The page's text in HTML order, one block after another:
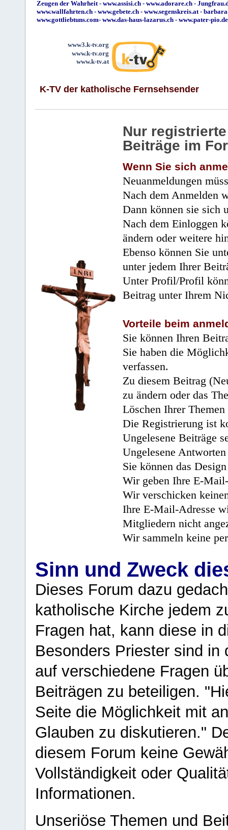
Zeugen der Wahrheit- www.assisi.ch - www.adorare.ch -
www.wallfahrten.ch - www.gebete.ch - www.segenskreis.at-
www.gottliebtuns.com- www.das-haus-lazarus.ch - www.pater-pio.de
www3.k-tv.org
www.k-tv.org
www.k-tv.at
K-TV der katholische Fernsehsender
Nur
Beiträge im
Wenn Sie sich
Neuanmeldungen
Nach dem Anmelden
Dann können sie sich
Nach dem Einloggen
ändern oder weitere
Ebenso können Sie
unter jedem Ihrer
Unter Profil/Profil
Beitrag unter Ihrem
Vorteile beim
Sie können Ihren
Sie haben die
verfassen.
Zu diesem Beitrag
zu ändern oder das
Löschen Ihrer
Die Registrierung ist
Ungelesene Beiträge
Ungelesene
Sie können das
Wir geben Ihre E-
Wir verschicken
Ihre E-Mail-Adresse
Mitgliedern nicht
Wir sammeln keine
Sinn und Zweck
Dieses Forum dazu
katholische Kirche jedem
Fragen hat, kann diese in
Besonders Priester sind in
auf verschiedene Fragen
Beiträgen zu beteiligen.
Seite die Möglichkeit mit
Glauben zu diskutieren."
diesem Forum keine
Vollständigkeit oder
Informationen.
Unseriöse Themen und